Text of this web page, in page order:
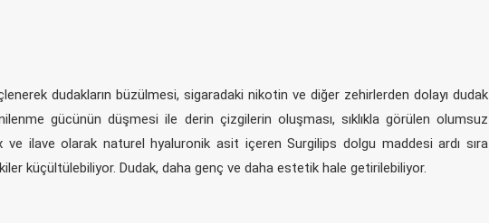
dudakların büzülmesi, sigaradaki nikotin ve diğer zehirlerden dolayı dudak
gücünün düşmesi ile derin çizgilerin oluşması, sıklıkla görülen olumsuz
ilave olarak naturel hyaluronik asit içeren Surgilips dolgu maddesi ardı sıra
küçültülebiliyor. Dudak, daha genç ve daha estetik hale getirilebiliyor.